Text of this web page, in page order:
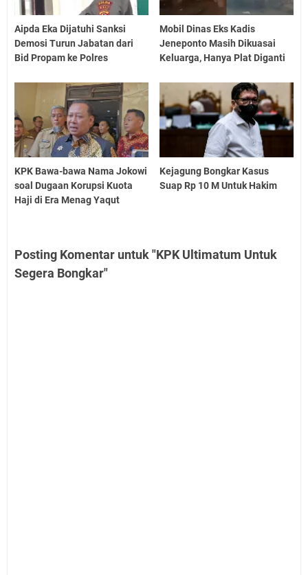
Aipda Eka Dijatuhi Sanksi
Demosi Turun Jabatan dari
Bid Propam ke Polres
Mobil Dinas Eks Kadis
Jeneponto Masih Dikuasai
Keluarga, Hanya Plat Diganti
KPK Bawa-bawa Nama Jokowi
soal Dugaan Korupsi Kuota
Haji di Era Menag Yaqut
Kejagung Bongkar Kasus
Suap Rp 10 M Untuk Hakim
Posting Komentar untuk "KPK Ultimatum Untuk
Segera Bongkar"